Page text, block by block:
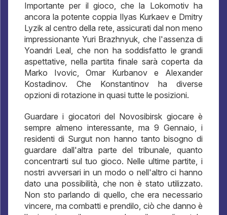
Importante per il gioco, che la Lokomotiv ha
ancora la potente coppia Ilyas Kurkaev e Dmitry
Lyzik al centro della rete, assicurati dal non meno
impressionante Yuri Brazhnyuk, che l'assenza di
Yoandri Leal, che non ha soddisfatto le grandi
aspettative, nella partita finale sarà coperta da
Marko Ivovic, Omar Kurbanov e Alexander
Kostadinov. Che Konstantinov ha diverse
opzioni di rotazione in quasi tutte le posizioni.
Guardare i giocatori del Novosibirsk giocare è
sempre almeno interessante, ma 9 Gennaio, i
residenti di Surgut non hanno tanto bisogno di
guardare dall'altra parte del tribunale, quanto
concentrarti sul tuo gioco. Nelle ultime partite, i
nostri avversari in un modo o nell'altro ci hanno
dato una possibilità, che non è stato utilizzato.
Non sto parlando di quello, che era necessario
vincere, ma combatti e prendilo, ciò che danno è